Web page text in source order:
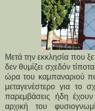
Μετά την εκκλησία που
δεν θυμίζει σχεδόν
ώρα του καμπαναριού
μεταγενέστερο για το
παρεμβάσεις ήδη έχουν
αρχική του